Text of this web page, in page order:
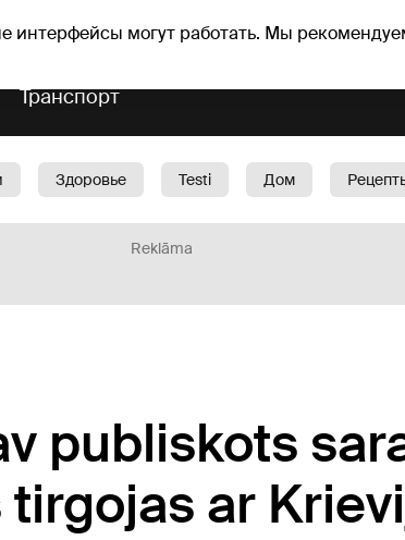
интерфейсы могут работать. Мы
Гороскопы
Транспорт
Здоровье Testi Дом
Reklāma
publiskots
ar